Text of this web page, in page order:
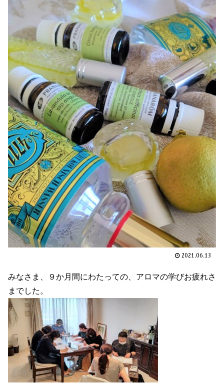
2021.06.13
みなさま、９か月間にわたっての、アロマの学びお疲れさ
までした。